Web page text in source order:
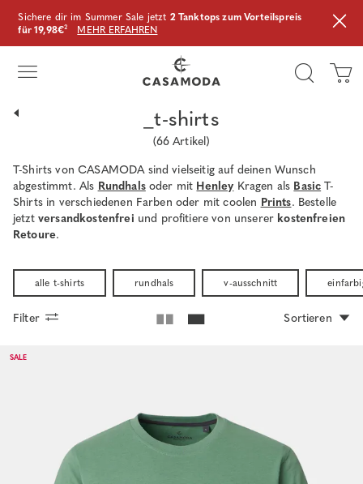
Sichere dir im Summer Sale jetzt 2 Tanktops zum Vorteilspreis
für 19,98€² MEHR ERFAHREN
_t-shirts
(66 Artikel)
T-Shirts von CASAMODA sind vielseitig auf deinen Wunsch
abgestimmt. Als Rundhalsoder mit Henley Kragen als Basic T-
Shirts in verschiedenen Farben oder mit coolen Prints. Bestelle
jetzt versandkostenfrei und profitiere von unserer kostenfreien
Retoure.
alle t-shirts rundhals v-ausschnitt
Filter Sortieren
SALE